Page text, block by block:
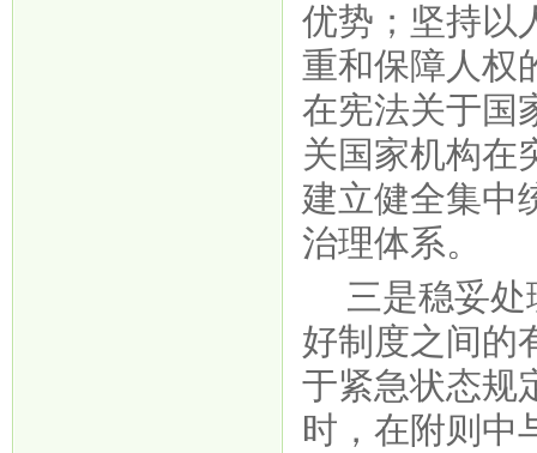
优势；坚持以
重和保障人权
在宪法关于国
关国家机构在
建立健全集中
治理体系。
三是稳妥
好制度之间的
于紧急状态规
时，在附则中